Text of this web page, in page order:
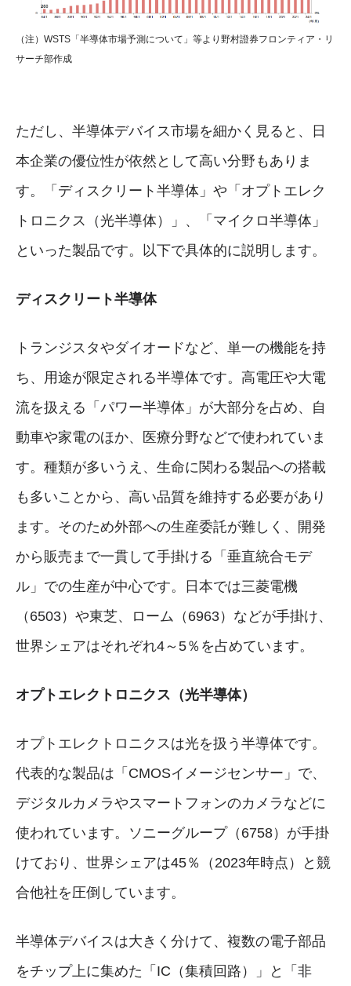
（注）WSTS「半導体市場予測について」等より野村證券フロンティア・リ
サーチ部作成
ただし、半導体デバイス市場を細かく見ると、日
本企業の優位性が依然として高い分野もありま
す。「ディスクリート半導体」や「オプトエレク
トロニクス（光半導体）」、「マイクロ半導体」
といった製品です。以下で具体的に説明します。
ディスクリート半導体
トランジスタやダイオードなど、単一の機能を持
ち、用途が限定される半導体です。高電圧や大電
流を扱える「パワー半導体」が大部分を占め、自
動車や家電のほか、医療分野などで使われていま
す。種類が多いうえ、生命に関わる製品への搭載
も多いことから、高い品質を維持する必要があり
ます。そのため外部への生産委託が難しく、開発
から販売まで一貫して手掛ける「垂直統合モデ
ル」での生産が中心です。日本では三菱電機
（6503）や東芝、ローム（6963）などが手掛け、
世界シェアはそれぞれ4～5％を占めています。
オプトエレクトロニクス（光半導体）
オプトエレクトロニクスは光を扱う半導体です。
代表的な製品は「CMOSイメージセンサー」で、
デジタルカメラやスマートフォンのカメラなどに
使われています。ソニーグループ（6758）が手掛
けており、世界シェアは45％（2023年時点）と競
合他社を圧倒しています。
半導体デバイスは大きく分けて、複数の電子部品
をチップ上に集めた「IC（集積回路）」と「非